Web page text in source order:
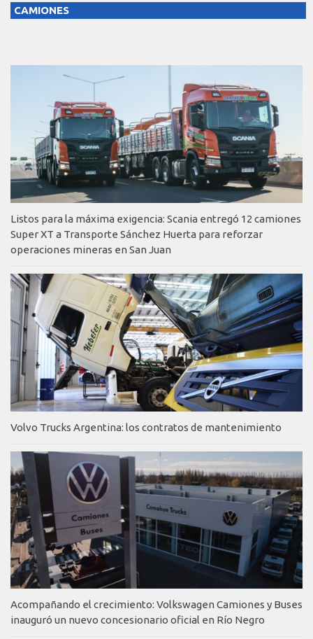
CAMIONES
Listos para la máxima exigencia: Scania entregó 12 camiones
Super XT a Transporte Sánchez Huerta para reforzar
operaciones mineras en San Juan
Volvo Trucks Argentina: los contratos de mantenimiento
Acompañando el crecimiento: Volkswagen Camiones y Buses
inauguró un nuevo concesionario oficial en Río Negro